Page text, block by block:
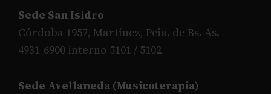
Sede San Isidro
Córdoba 1957, Martínez, Pcia. de Bs. As.
4931-6900 interno 5101 / 5102
Sede Avellaneda (Musicoterapia)